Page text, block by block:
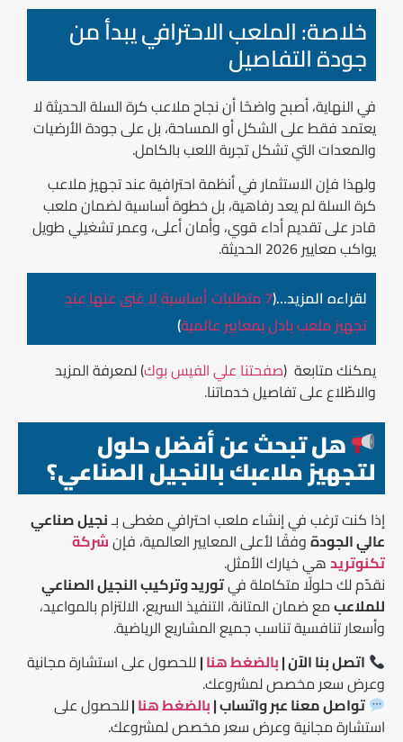
خلاصة: الملعب الاحترافي يبدأ من
جودة التفاصيل
في النهاية، أصبح واضحًا أن نجاح ملاعب كرة السلة الحديثة لا
يعتمد فقط على الشكل أو المساحة، بل على جودة الأرضيات
والمعدات التي تشكل تجربة اللعب بالكامل.
ولهذا فإن الاستثمار في أنظمة احترافية عند تجهيز ملاعب
كرة السلة لم يعد رفاهية، بل خطوة أساسية لضمان ملعب
قادر على تقديم أداء قوي، وأمان أعلى، وعمر تشغيلي طويل
يواكب معايير 2026 الحديثة.
لقراءه المزيد…( 7 متطلبات أساسية لا غنى عنها عند
تجهيز ملعب بادل بمعايير عالمية)
يمكنك متابعة ( صفحتنا علي الفيس بوك) لمعرفة المزيد
والاطّلاع على تفاصيل خدماتنا.
هل تبحث عن أفضل حلول
لتجهيز ملاعبك بالنجيل الصناعي؟
إذا كنت ترغب في إنشاء ملعب احترافي مغطى بـنجيل صناعي
عالي الجودةوفقًا لأعلى المعايير العالمية، فإنشركة
تكنوتريدهي خيارك الأمثل.
نقدّم لك حلولًا متكاملة في توريد وتركيب النجيل الصناعي
للملاعبمع ضمان المتانة، التنفيذ السريع، الالتزام بالمواعيد،
وأسعار تنافسية تناسب جميع المشاريع الرياضية.
اتصل بنا الآن |بالضغط هنا|للحصول على استشارة مجانية
وعرض سعر مخصص لمشروعك.
تواصل معنا عبر واتساب |بالضغط هنا|للحصول على
استشارة مجانية وعرض سعر مخصص لمشروعك.